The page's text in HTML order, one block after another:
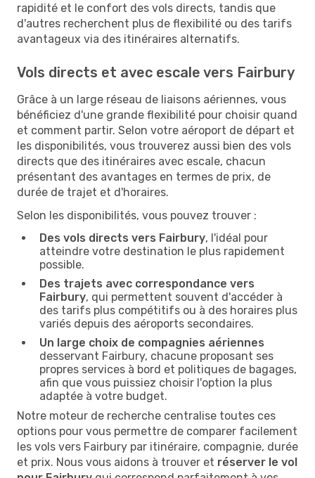
rapidité et le confort des vols directs, tandis que
d'autres recherchent plus de flexibilité ou des tarifs
avantageux via des itinéraires alternatifs.
Vols directs et avec escale vers Fairbury
Grâce à un large réseau de liaisons aériennes, vous
bénéficiez d'une grande flexibilité pour choisir quand
et comment partir. Selon votre aéroport de départ et
les disponibilités, vous trouverez aussi bien des vols
directs que des itinéraires avec escale, chacun
présentant des avantages en termes de prix, de
durée de trajet et d'horaires.
Selon les disponibilités, vous pouvez trouver :
Des vols directs vers Fairbury, l'idéal pour
atteindre votre destination le plus rapidement
possible.
Des trajets avec correspondance vers
Fairbury, qui permettent souvent d'accéder à
des tarifs plus compétitifs ou à des horaires plus
variés depuis des aéroports secondaires.
Un large choix de compagnies aériennes
desservant Fairbury, chacune proposant ses
propres services à bord et politiques de bagages,
afin que vous puissiez choisir l'option la plus
adaptée à votre budget.
Notre moteur de recherche centralise toutes ces
options pour vous permettre de comparer facilement
les vols vers Fairbury par itinéraire, compagnie, durée
et prix. Nous vous aidons à trouver et réserver le vol